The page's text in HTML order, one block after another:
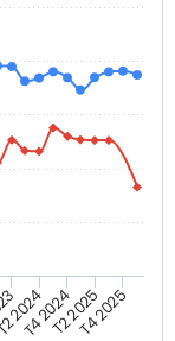
2024
T4 2024T2 2025T4 2025